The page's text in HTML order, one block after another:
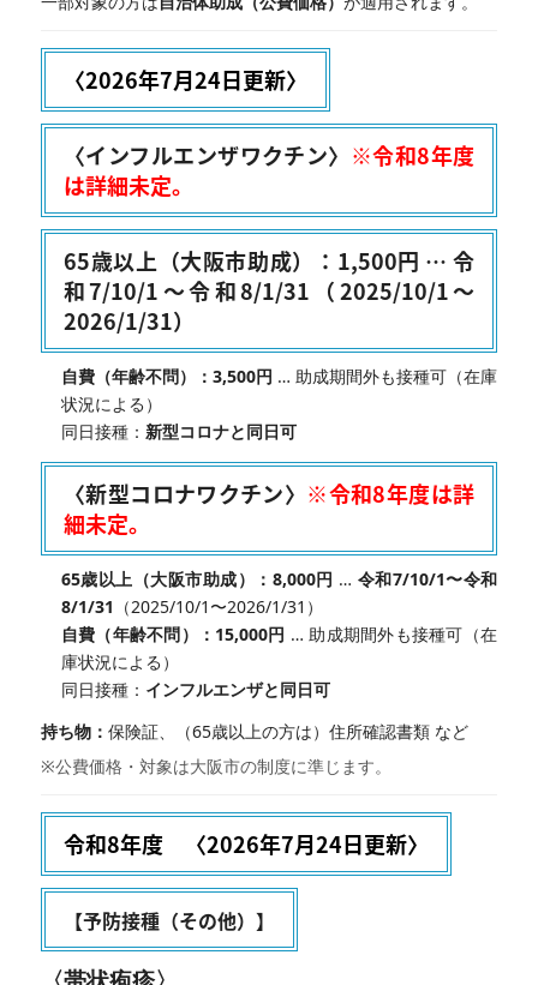
〈2026年7月24日更新〉
〈インフルエンザワクチン〉 ※令和8年度
は詳細未定。
65歳以上（大阪市助成）：1,500円 … 令
和7/10/1〜令和8/1/31 （2025/10/1〜
2026/1/31）
自費（年齢不問）：3,500円 … 助成期間外も接種可（在庫
状況による）
同日接種： 新型コロナと同日可
〈新型コロナワクチン〉 ※令和8年度は詳
細未定。
65歳以上（大阪市助成）：8,000円 … 令和7/10/1〜令和
8/1/31 （2025/10/1〜2026/1/31）
自費（年齢不問）：15,000円 … 助成期間外も接種可（在
庫状況による）
同日接種： インフルエンザと同日可
持ち物： 保険証、（65歳以上の方は）住所確認書類 など
※公費価格・対象は大阪市の制度に準じます。
令和8年度 〈2026年7月24日更新〉
【予防接種（その他）】